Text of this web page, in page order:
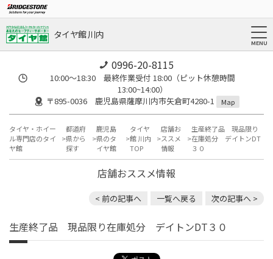
タイヤ館 川内
0996-20-8115
10:00～18:30 最終作業受付 18:00（ピット休憩時間
13:00~14:00）
〒895-0036 鹿児島県薩摩川内市矢倉町4280-1
Map
タイヤ・ホイー
ル専門店のタイ
ヤ館
都道府
県から
探す
鹿児島
県のタ
イヤ館
タイヤ
館 川内
TOP
店舗お
ススメ
情報
生産終了品 現品限り
在庫処分 デイトンDT
３０
店舗おススメ情報
< 前の記事へ 一覧へ戻る 次の記事へ >
生産終了品 現品限り在庫処分 デイトンDT３０